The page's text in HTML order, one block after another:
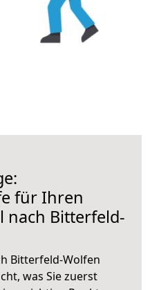
für Ihren
nach Bitterfeld-
Bitterfeld-Wolfen
was Sie zuerst